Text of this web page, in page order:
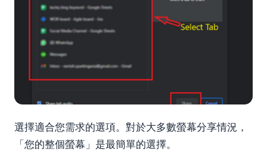
選擇適合您需求的選項。對於大多數螢幕分享情況，
「您的整個螢幕」是最簡單的選擇。